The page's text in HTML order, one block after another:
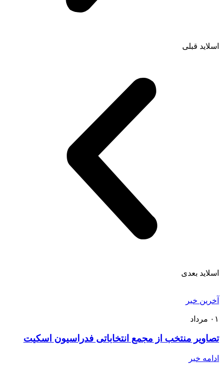
اسلاید قبلی
اسلاید بعدی
آخرین خبر
۰۱ مرداد
تصاویر منتخب از مجمع انتخاباتی فدراسیون اسکیت
ادامه خبر